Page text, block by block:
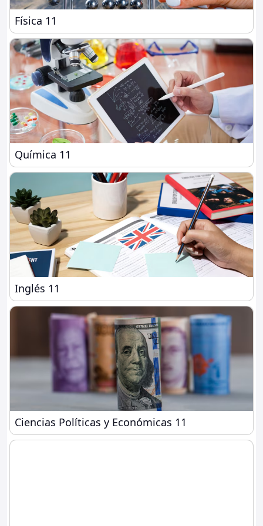
Física 11
Física 11
Química 11
Química 11
Inglés 11
Inglés 11
Ciencias Políticas y Económicas 11
Ciencias Políticas y Económicas 11